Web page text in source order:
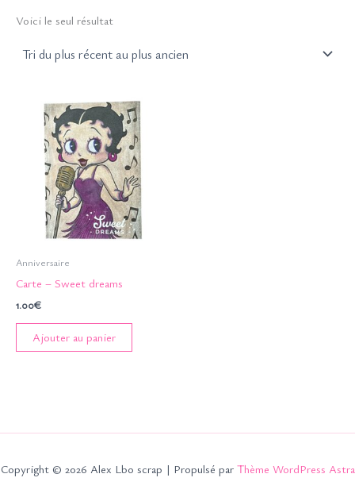
Voici le seul résultat
Anniversaire
Carte – Sweet dreams
1.00€
Ajouter au panier
Copyright © 2026 Alex Lbo scrap | Propulsé par Thème WordPress Astra